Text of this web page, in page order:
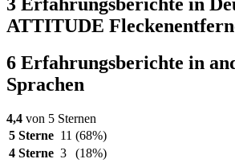
ATTITUDE
6 Erfahrungsberichte in
Sprachen
4,4 von 5 Sternen
5 Sterne 11 (68%)
4 Sterne 3
(18%)